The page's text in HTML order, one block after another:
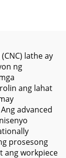
lathe ay
ng
ang lahat
advanced
prosesong
ang workpiece